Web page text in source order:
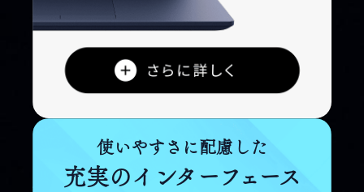
使いやすさに配慮した
充実のインターフェース